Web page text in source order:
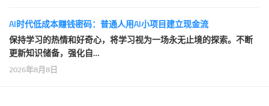
AI时代低成本赚钱密码：普通人用AI小项目建立现金流
保持学习的热情和好奇心，将学习视为一场永无止境的探索。不断
更新知识储备，强化自…
2026年8月8日